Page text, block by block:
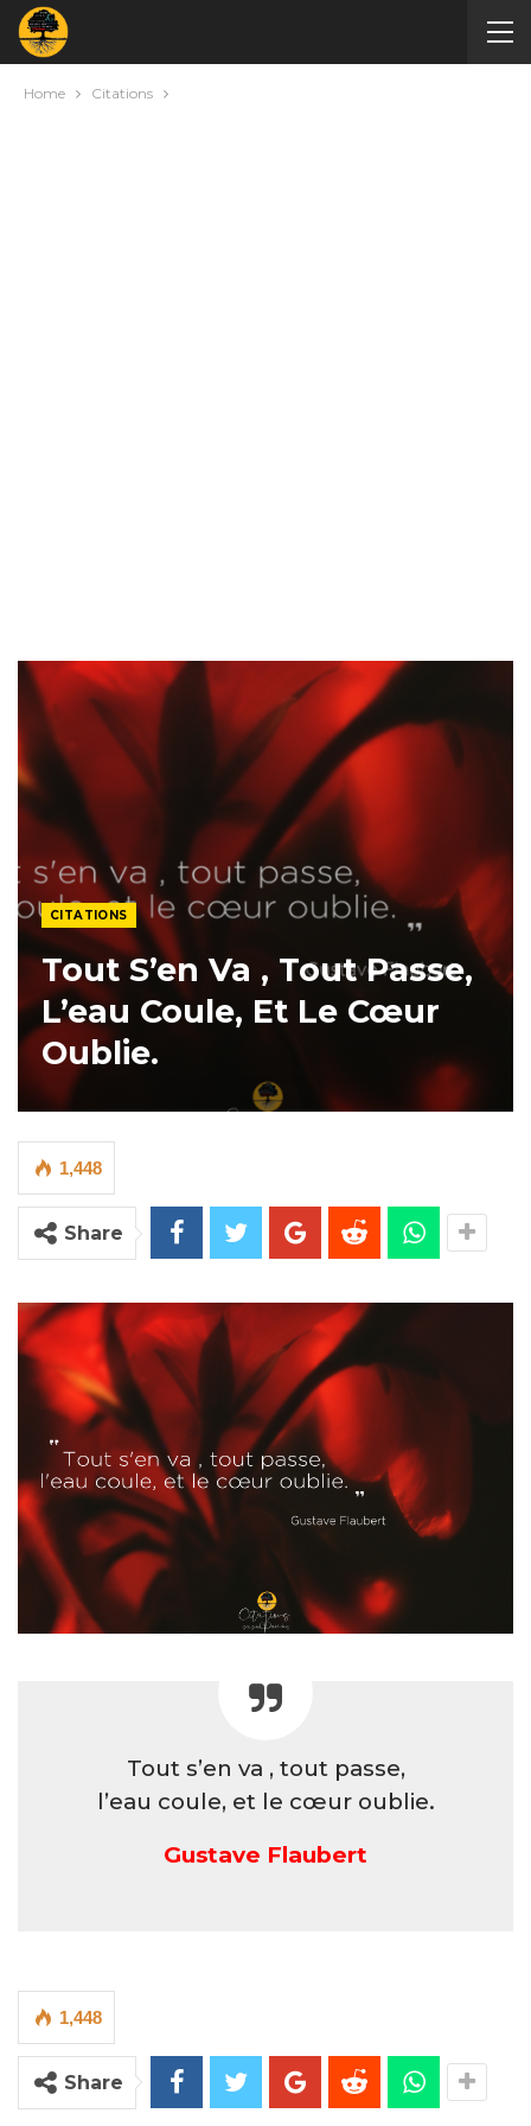
Home Citations
CITATIONS
Tout S’en Va , Tout Passe,
L’eau Coule, Et Le Cœur
Oublie.
1,448
Share
Tout s’en va , tout passe,
l’eau coule, et le cœur oublie.
Gustave Flaubert
1,448
Share